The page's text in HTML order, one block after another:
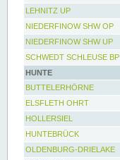
LEHNITZ UP
NIEDERFINOW SHW OP
NIEDERFINOW SHW UP
SCHWEDT SCHLEUSE BP
HUNTE
BUTTELERHÖRNE
ELSFLETH OHRT
HOLLERSIEL
HUNTEBRÜCK
OLDENBURG-DRIELAKE